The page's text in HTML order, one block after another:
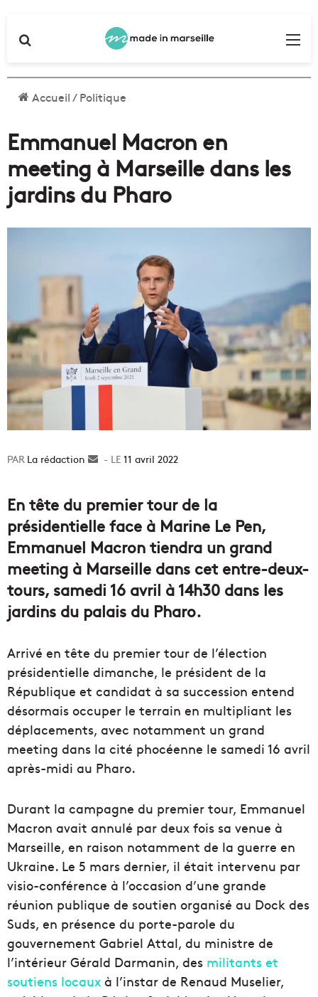
Accueil/Politique
Emmanuel Macron en
meeting à Marseille dans les
jardins du Pharo
La rédaction
Envoyer11 avril 2022
En tête du premier tour de la
présidentielle face à Marine Le Pen,
Emmanuel Macron tiendra un grand
meeting à Marseille dans cet entre-deux-
tours, samedi 16 avril à 14h30 dans les
jardins du palais du Pharo.
Arrivé en tête du premier tour de l’élection
présidentielle dimanche, le président de la
République et candidat à sa succession entend
désormais occuper le terrain en multipliant les
déplacements, avec notamment un grand
meeting dans la cité phocéenne le samedi 16 avril
après-midi au Pharo.
Durant la campagne du premier tour, Emmanuel
Macron avait annulé par deux fois sa venue à
Marseille, en raison notamment de la guerre en
Ukraine. Le 5 mars dernier, il était intervenu par
visio-conférence à l’occasion d’une grande
réunion publique de soutien organisé au Dock des
Suds, en présence du porte-parole du
gouvernement Gabriel Attal, du ministre de
l’intérieur Gérald Darmanin, des militants et
soutiens locaux à l’instar de Renaud Muselier,